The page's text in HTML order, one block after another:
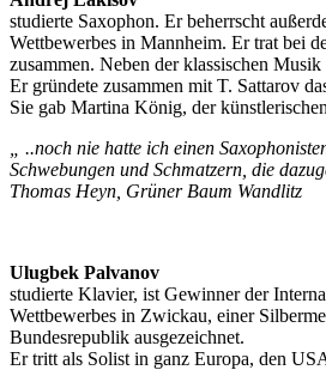
studierte Saxophon. Er beherrscht
Wettbewerbes in Mannheim. Er trat bei
zusammen. Neben der klassischen
Er gründete zusammen mit T. Sattarov
Sie gab Martina König, der
„ ..noch nie hatte ich einen
Schwebungen und Schmatzern, die
Thomas Heyn, Grüner Baum Wandlitz
Ulugbek Palvanov
studierte Klavier, ist Gewinner der
Wettbewerbes in Zwickau, einer
Bundesrepublik ausgezeichnet.
Er tritt als Solist in ganz Europa, den